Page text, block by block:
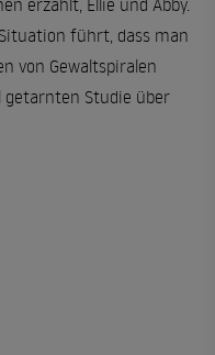
führt, dass man
von Gewaltspiralen
getarnten Studie über